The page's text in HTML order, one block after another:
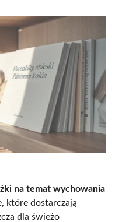
na temat wychowania
które dostarczają
dla świeżo